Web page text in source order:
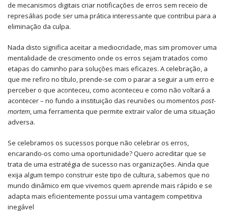
de mecanismos digitais criar notificações de erros sem receio de
represálias pode ser uma prática interessante que contribui para a
eliminação da culpa.
Nada disto significa aceitar a mediocridade, mas sim promover uma
mentalidade de crescimento onde os erros sejam tratados como
etapas do caminho para soluções mais eficazes. A celebração, a
que me refiro no título, prende-se com o parar a seguir a um erro e
perceber o que aconteceu, como aconteceu e como não voltará a
acontecer – no fundo a instituição das reuniões ou momentos post-
mortem, uma ferramenta que permite extrair valor de uma situação
adversa.
Se celebramos os sucessos porque não celebrar os erros,
encarando-os como uma oportunidade? Quero acreditar que se
trata de uma estratégia de sucesso nas organizações. Ainda que
exija algum tempo construir este tipo de cultura, sabemos que no
mundo dinâmico em que vivemos quem aprende mais rápido e se
adapta mais eficientemente possui uma vantagem competitiva
inegável